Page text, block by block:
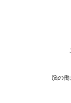
脳の働